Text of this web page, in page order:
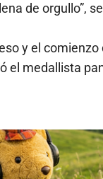
de orgullo”,
y el comienzo
el medallista